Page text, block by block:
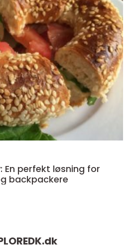
En perfekt løsning for
backpackere
dk